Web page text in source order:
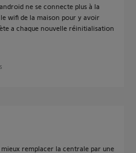
ne se connecte plus à la
wifi de la maison pour y avoir
a chaque nouvelle réinitialisation
remplacer la centrale par une